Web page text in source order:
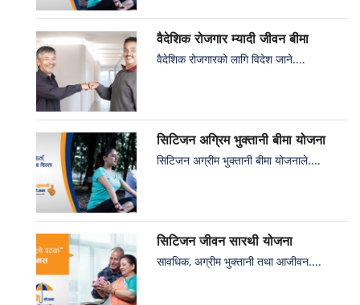
वैदेशिक रोजगार म्यादी जीवन बीमा
वैदेशिक रोजगारको लागि विदेश जाने....
सिटिजन अग्रिम भुक्तानी बीमा योजना
सिटिजन अग्रीम भुक्तानी बीमा योजनाले....
सिटिजन जीवन सारथी योजना
सावधिक, अग्रीम भुक्तानी तथा आजीवन....